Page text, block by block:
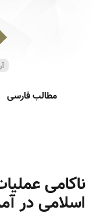
مطالب فارسی
ناکامی
اسلامی در